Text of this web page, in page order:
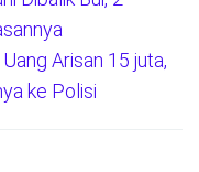
Arisan 15 juta,
ke Polisi